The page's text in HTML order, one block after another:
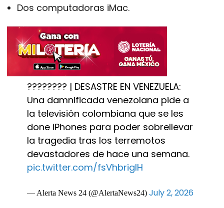
Dos computadoras iMac.
???????? | DESASTRE EN VENEZUELA:
Una damnificada venezolana pide a
la televisión colombiana que se les
done iPhones para poder sobrellevar
la tragedia tras los terremotos
devastadores de hace una semana.
pic.twitter.com/fsVhbriglH
— Alerta News 24 (@AlertaNews24) July 2, 2026